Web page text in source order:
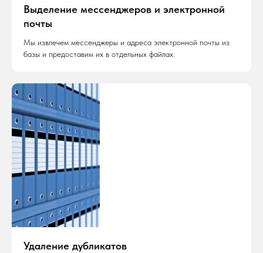
Выделение мессенджеров и электронной
почты
Мы извлечем мессенджеры и адреса электронной почты из
базы и предоставим их в отдельных файлах.
Удаление дубликатов